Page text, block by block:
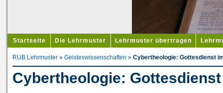
Startseite Die Lehrmuster Lehrmuster übertragen
RUB Lehrmuster » Geisteswissenschaften » Cybertheologie: Gottesdienst
Cybertheologie: